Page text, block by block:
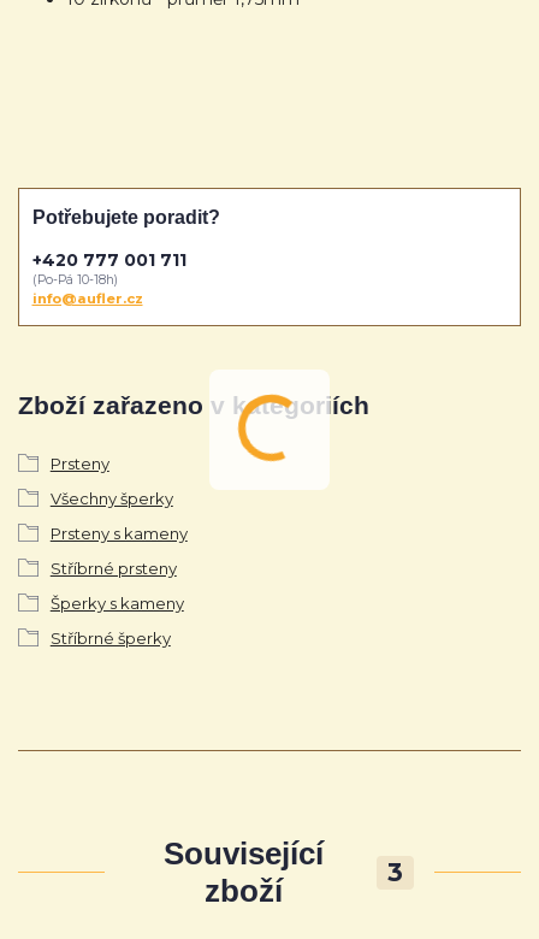
Zboží zařazeno v kategoriích
Prsteny
Všechny šperky
Prsteny s kameny
Stříbrné prsteny
Šperky s kameny
Stříbrné šperky
Potřebujete poradit?
+420 777 001 711
(Po-Pá 10-18h)
info@aufler.cz
Související
zboží
3